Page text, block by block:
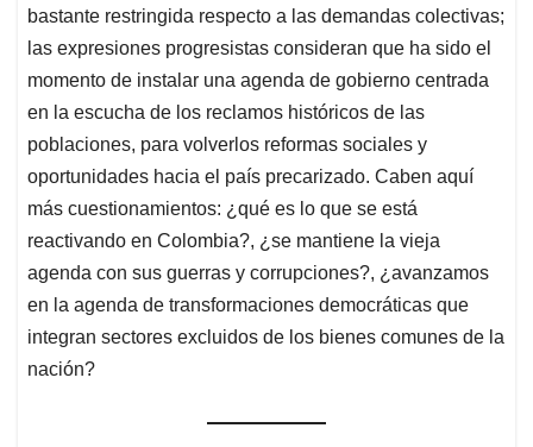
bastante restringida respecto a las demandas colectivas;
las expresiones progresistas consideran que ha sido el
momento de instalar una agenda de gobierno centrada
en la escucha de los reclamos históricos de las
poblaciones, para volverlos reformas sociales y
oportunidades hacia el país precarizado. Caben aquí
más cuestionamientos: ¿qué es lo que se está
reactivando en Colombia?, ¿se mantiene la vieja
agenda con sus guerras y corrupciones?, ¿avanzamos
en la agenda de transformaciones democráticas que
integran sectores excluidos de los bienes comunes de la
nación?